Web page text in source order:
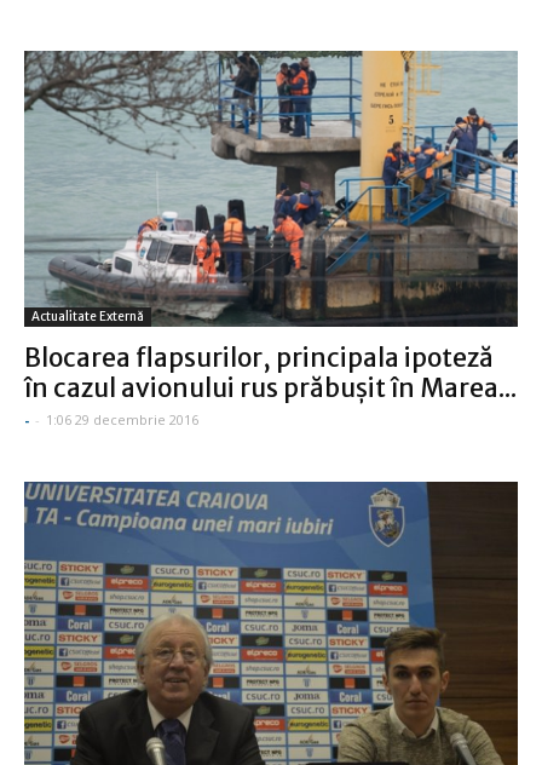
Actualitate Externă
Blocarea flapsurilor, principala ipoteză
în cazul avionului rus prăbuşit în Marea...
- - 1:06 29 decembrie 2016